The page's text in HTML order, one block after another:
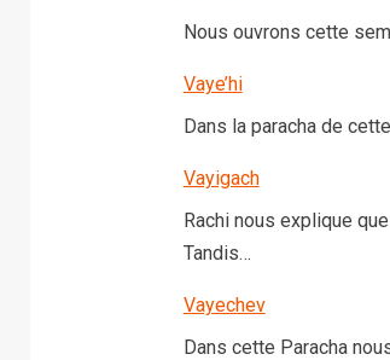
Nous ouvrons cette
Vaye’hi
Dans la paracha de
Vayigach
Rachi nous explique
Tandis…
Vayechev
Dans cette Paracha